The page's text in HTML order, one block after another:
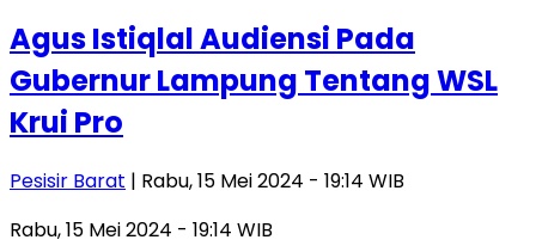
Agus Istiqlal Audiensi Pada
Gubernur Lampung Tentang WSL
Krui Pro
Pesisir Barat | Rabu, 15 Mei 2024 - 19:14 WIB
Rabu, 15 Mei 2024 - 19:14 WIB